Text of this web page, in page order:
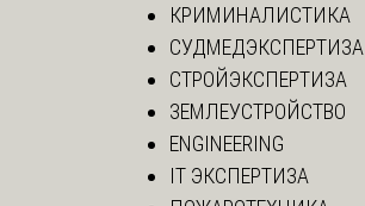
КРИМИНАЛИСТИКА
СУДМЕДЭКСПЕРТИЗА
СТРОЙЭКСПЕРТИЗА
ЗЕМЛЕУСТРОЙСТВО
ENGINEERING
IT ЭКСПЕРТИЗА